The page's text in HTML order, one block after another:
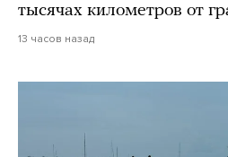
тысячах километров от
13 часов назад